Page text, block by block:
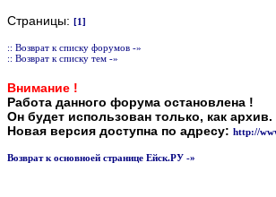
Страницы: [1]
:: Возврат к списку форумов -»
:: Возврат к списку тем -»
Внимание !
Работа данного форума остановлена !
Он будет использован только, как
Новая версия доступна по адресу: http://
Возврат к основноей странице Ейск.РУ -»